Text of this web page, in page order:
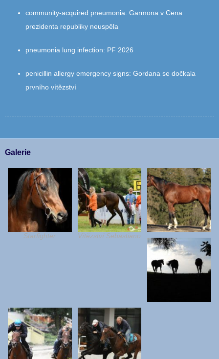
community‑acquired pneumonia: Garmona v Cena
prezidenta republiky neuspěla
pneumonia lung infection: PF 2026
penicillin allergy emergency signs: Gordana se dočkala
prvního vítězství
Galerie
Starfighter Vítězství Sebastiano